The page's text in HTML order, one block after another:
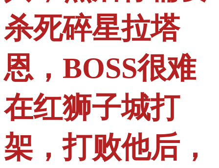
杀死碎星拉塔
恩，BOSS很难
在红狮子城打
架，打败他后，